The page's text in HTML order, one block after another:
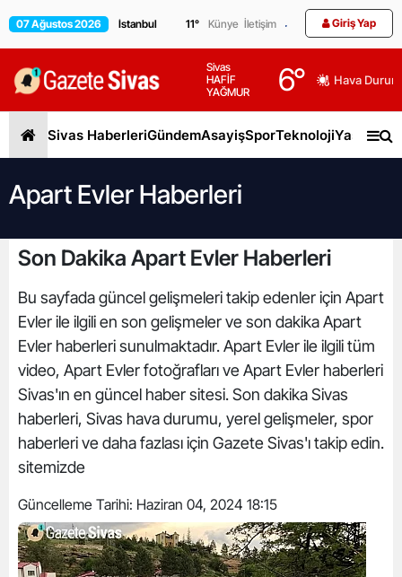
07 Ağustos 2026 11° Künye İletişim Giriş Yap
Sivas
HAFİF
YAĞMUR
6° Hava
Sivas HaberleriGündemAsayişSporTeknolojiYaşam
Apart Evler Haberleri
Son Dakika Apart Evler Haberleri
Bu sayfada güncel gelişmeleri takip edenler için Apart
Evler ile ilgili en son gelişmeler ve son dakika Apart
Evler haberleri sunulmaktadır. Apart Evler ile ilgili tüm
video, Apart Evler fotoğrafları ve Apart Evler haberleri
Sivas'ın en güncel haber sitesi. Son dakika Sivas
haberleri, Sivas hava durumu, yerel gelişmeler, spor
haberleri ve daha fazlası için Gazete Sivas'ı takip edin.
sitemizde
Güncelleme Tarihi: Haziran 04, 2024 18:15